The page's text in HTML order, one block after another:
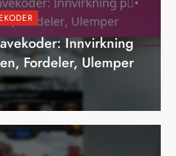
Innvirkning
Fordeler, Ulemper